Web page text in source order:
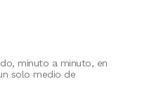
minuto a minuto, en
solo medio de